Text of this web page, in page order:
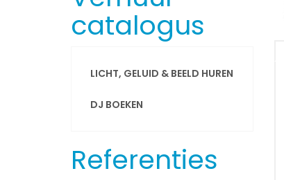
catalogus
LICHT, GELUID & BEELD HUREN
DJ BOEKEN
Referenties